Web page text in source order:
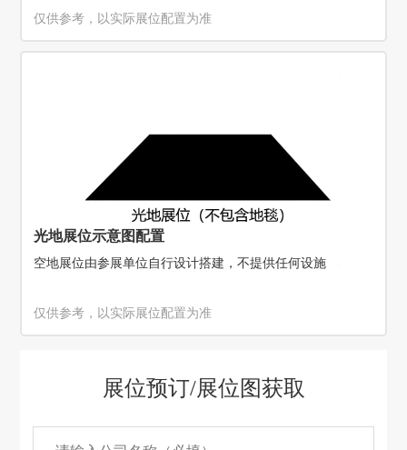
仅供参考，以实际展位配置为准
光地展位示意图配置
空地展位由参展单位自行设计搭建，不提供任何设施
仅供参考，以实际展位配置为准
展位预订/展位图获取